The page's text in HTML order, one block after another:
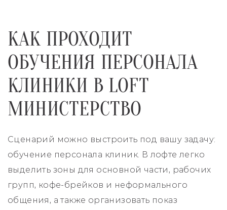
КАК ПРОХОДИТ
ОБУЧЕНИЯ ПЕРСОНАЛА
КЛИНИКИ В LOFT
МИНИСТЕРСТВО
Сценарий можно выстроить под вашу задачу:
обучение персонала клиник. В лофте легко
выделить зоны для основной части, рабочих
групп, кофе-брейков и неформального
общения, а также организовать показ